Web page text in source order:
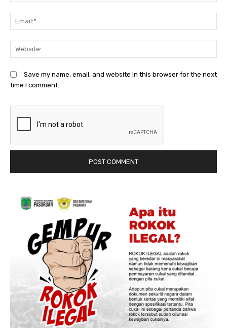
Save my name, email, and website in this browser for the next
time I comment.